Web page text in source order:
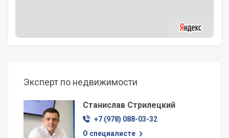
Эксперт по недвижимости
Станислав Стрилецкий
+7 (978) 088-03-32
О специалисте